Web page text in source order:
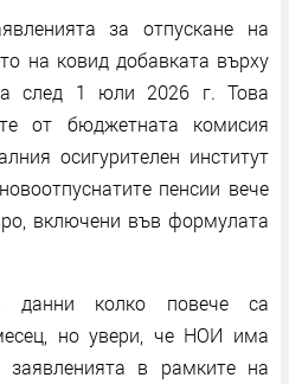
за отпускане на
на ковид добавката върху
след 1 юли 2026 г. Това
от бюджетната комисия
осигурителен институт
пенсии вече
включени във формулата
данни колко повече са
но увери, че НОИ има
заявленията в рамките на